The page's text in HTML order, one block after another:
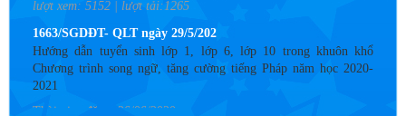
Hướng dẫn tuyển sinh lớp 1, lớp 6, lớp 10 trong khuôn khổ
Chương trình song ngữ, tăng cường tiếng Pháp năm học 2020-
2021